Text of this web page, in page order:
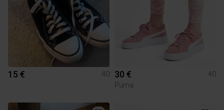
15 € 40 30 €
40
Puma